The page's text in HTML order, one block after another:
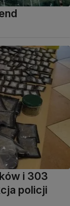
i 303
policji